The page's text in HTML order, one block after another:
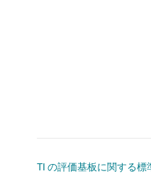
TI の評価基板に関する標